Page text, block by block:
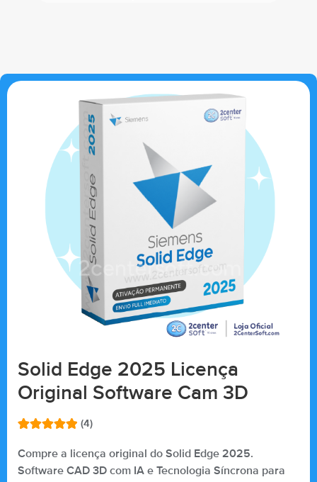
Solid Edge 2025 Licença
Original Software Cam 3D
como5.00
de 5, com
baseado
(4)
Compre a licença original do Solid Edge 2025.
Software CAD 3D com IA e Tecnologia Síncrona para